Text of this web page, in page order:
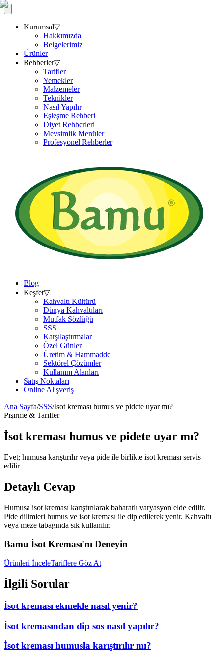
Kurumsal▽
Hakkımızda
Belgelerimiz
Ürünler
Rehberler▽
Tarifler
Yemekler
Malzemeler
Teknikler
Nasıl Yapılır
Eşleşme Rehberi
Diyet Rehberleri
Mevsimlik Menüler
Profesyonel Rehberler
Blog
Keşfet▽
Kahvaltı Kültürü
Dünya Kahvaltıları
Mutfak Sözlüğü
SSS
Karşılaştırmalar
Özel Günler
Üretim & Hammadde
Sektörel Çözümler
Kullanım Alanları
Satış Noktaları
Online Alışveriş
Ana Sayfa/SSS/İsot kreması humus ve pidete uyar mı?
Pişirme & Tarifler
İsot kreması humus ve pidete uyar mı?
Evet; humusa karıştırılır veya pide ile birlikte isot kreması servis
edilir.
Detaylı Cevap
Humusa isot kreması karıştırılarak baharatlı varyasyon elde edilir.
Pide dilimleri humus ve isot kreması ile dip edilerek yenir. Kahvaltı
veya meze tabağında sık kullanılır.
Bamu İsot Kreması'nı Deneyin
Ürünleri İnceleTariflere Göz At
İlgili Sorular
İsot kreması ekmekle nasıl yenir?
İsot kremasından dip sos nasıl yapılır?
İsot kreması humusla karıştırılır mı?